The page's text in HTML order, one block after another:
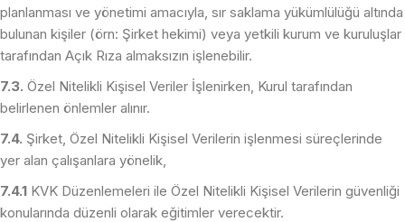
planlanması ve yönetimi amacıyla, sır saklama yükümlülüğü altında
bulunan kişiler (örn: Şirket hekimi) veya yetkili kurum ve kuruluşlar
tarafından Açık Rıza almaksızın işlenebilir.
7.3. Özel Nitelikli Kişisel Veriler İşlenirken, Kurul tarafından
belirlenen önlemler alınır.
7.4. Şirket, Özel Nitelikli Kişisel Verilerin işlenmesi süreçlerinde
yer alan çalışanlara yönelik,
7.4.1 KVK Düzenlemeleri ile Özel Nitelikli Kişisel Verilerin güvenliği
konularında düzenli olarak eğitimler verecektir.